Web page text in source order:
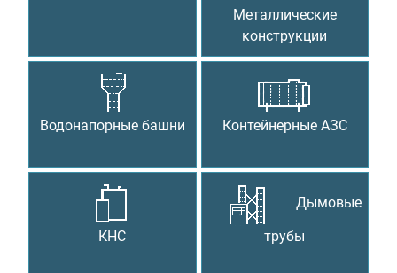
Металлические
конструкции
Водонапорные башни Контейнерные АЗС
КНС
Дымовые
трубы